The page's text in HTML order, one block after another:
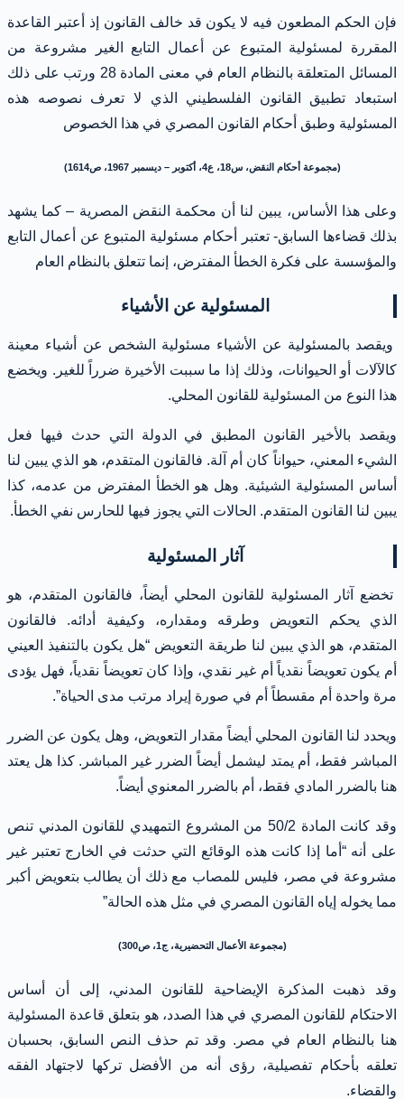
فإن الحكم المطعون فيه لا يكون قد خالف القانون إذ أعتبر القاعدة
المقررة لمسئولية المتبوع عن أعمال التابع الغير مشروعة من
المسائل المتعلقة بالنظام العام في معنى المادة 28 ورتب على ذلك
استبعاد تطبيق القانون الفلسطيني الذي لا تعرف نصوصه هذه
المسئولية وطبق أحكام القانون المصري في هذا الخصوص
(مجموعة أحكام النقض، س18، ع4، أكتوبر – ديسمبر 1967، ص1614)
وعلى هذا الأساس، يبين لنا أن محكمة النقض المصرية – كما يشهد
بذلك قضاءها السابق- تعتبر أحكام مسئولية المتبوع عن أعمال التابع
والمؤسسة على فكرة الخطأ المفترض، إنما تتعلق بالنظام العام
المسئولية عن الأشياء
ويقصد بالمسئولية عن الأشياء مسئولية الشخص عن أشياء معينة
كالآلات أو الحيوانات، وذلك إذا ما سببت الأخيرة ضرراً للغير. ويخضع
هذا النوع من المسئولية للقانون المحلي.
ويقصد بالأخير القانون المطبق في الدولة التي حدث فيها فعل
الشيء المعني، حيواناً كان أم آلة. فالقانون المتقدم، هو الذي يبين لنا
أساس المسئولية الشيئية. وهل هو الخطأ المفترض من عدمه، كذا
يبين لنا القانون المتقدم. الحالات التي يجوز فيها للحارس نفي الخطأ.
آثار المسئولية
تخضع آثار المسئولية للقانون المحلي أيضاً، فالقانون المتقدم، هو
الذي يحكم التعويض وطرقه ومقداره، وكيفية أدائه. فالقانون
المتقدم، هو الذي يبين لنا طريقة التعويض “هل يكون بالتنفيذ العيني
أم يكون تعويضاً نقدياً أم غير نقدي، وإذا كان تعويضاً نقدياً، فهل يؤدى
مرة واحدة أم مقسطاً أم في صورة إيراد مرتب مدى الحياة”.
ويحدد لنا القانون المحلي أيضاً مقدار التعويض، وهل يكون عن الضرر
المباشر فقط، أم يمتد ليشمل أيضاً الضرر غير المباشر. كذا هل يعتد
هنا بالضرر المادي فقط، أم بالضرر المعنوي أيضاً.
وقد كانت المادة 50/2 من المشروع التمهيدي للقانون المدني تنص
على أنه “أما إذا كانت هذه الوقائع التي حدثت في الخارج تعتبر غير
مشروعة في مصر، فليس للمصاب مع ذلك أن يطالب بتعويض أكبر
مما يخوله إياه القانون المصري في مثل هذه الحالة”
(مجموعة الأعمال التحضيرية، ج1، ص300)
وقد ذهبت المذكرة الإيضاحية للقانون المدني، إلى أن أساس
الاحتكام للقانون المصري في هذا الصدد، هو بتعلق قاعدة المسئولية
هنا بالنظام العام في مصر. وقد تم حذف النص السابق، بحسبان
تعلقه بأحكام تفصيلية، رؤى أنه من الأفضل تركها لاجتهاد الفقه
والقضاء.